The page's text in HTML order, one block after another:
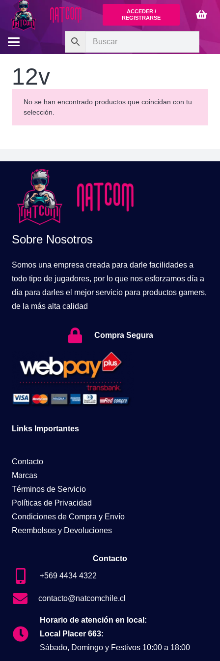
ACCEDER /
REGISTRARSE
12v
No se han encontrado productos que coincidan con tu
selección.
Sobre Nosotros
Somos una empresa creada para darle facilidades a
todo tipo de jugadores, por lo que nos esforzamos día a
día para darles el mejor servicio para productos gamers,
de la más alta calidad
Compra Segura
Links Importantes
Contacto
Marcas
Términos de Servicio
Políticas de Privacidad
Condiciones de Compra y Envío
Reembolsos y Devoluciones
Contacto
+569 4434 4322
contacto@natcomchile.cl
Horario de atención en local:
Local Placer 663:
Sábado, Domingo y Festivos 10:00 a 18:00